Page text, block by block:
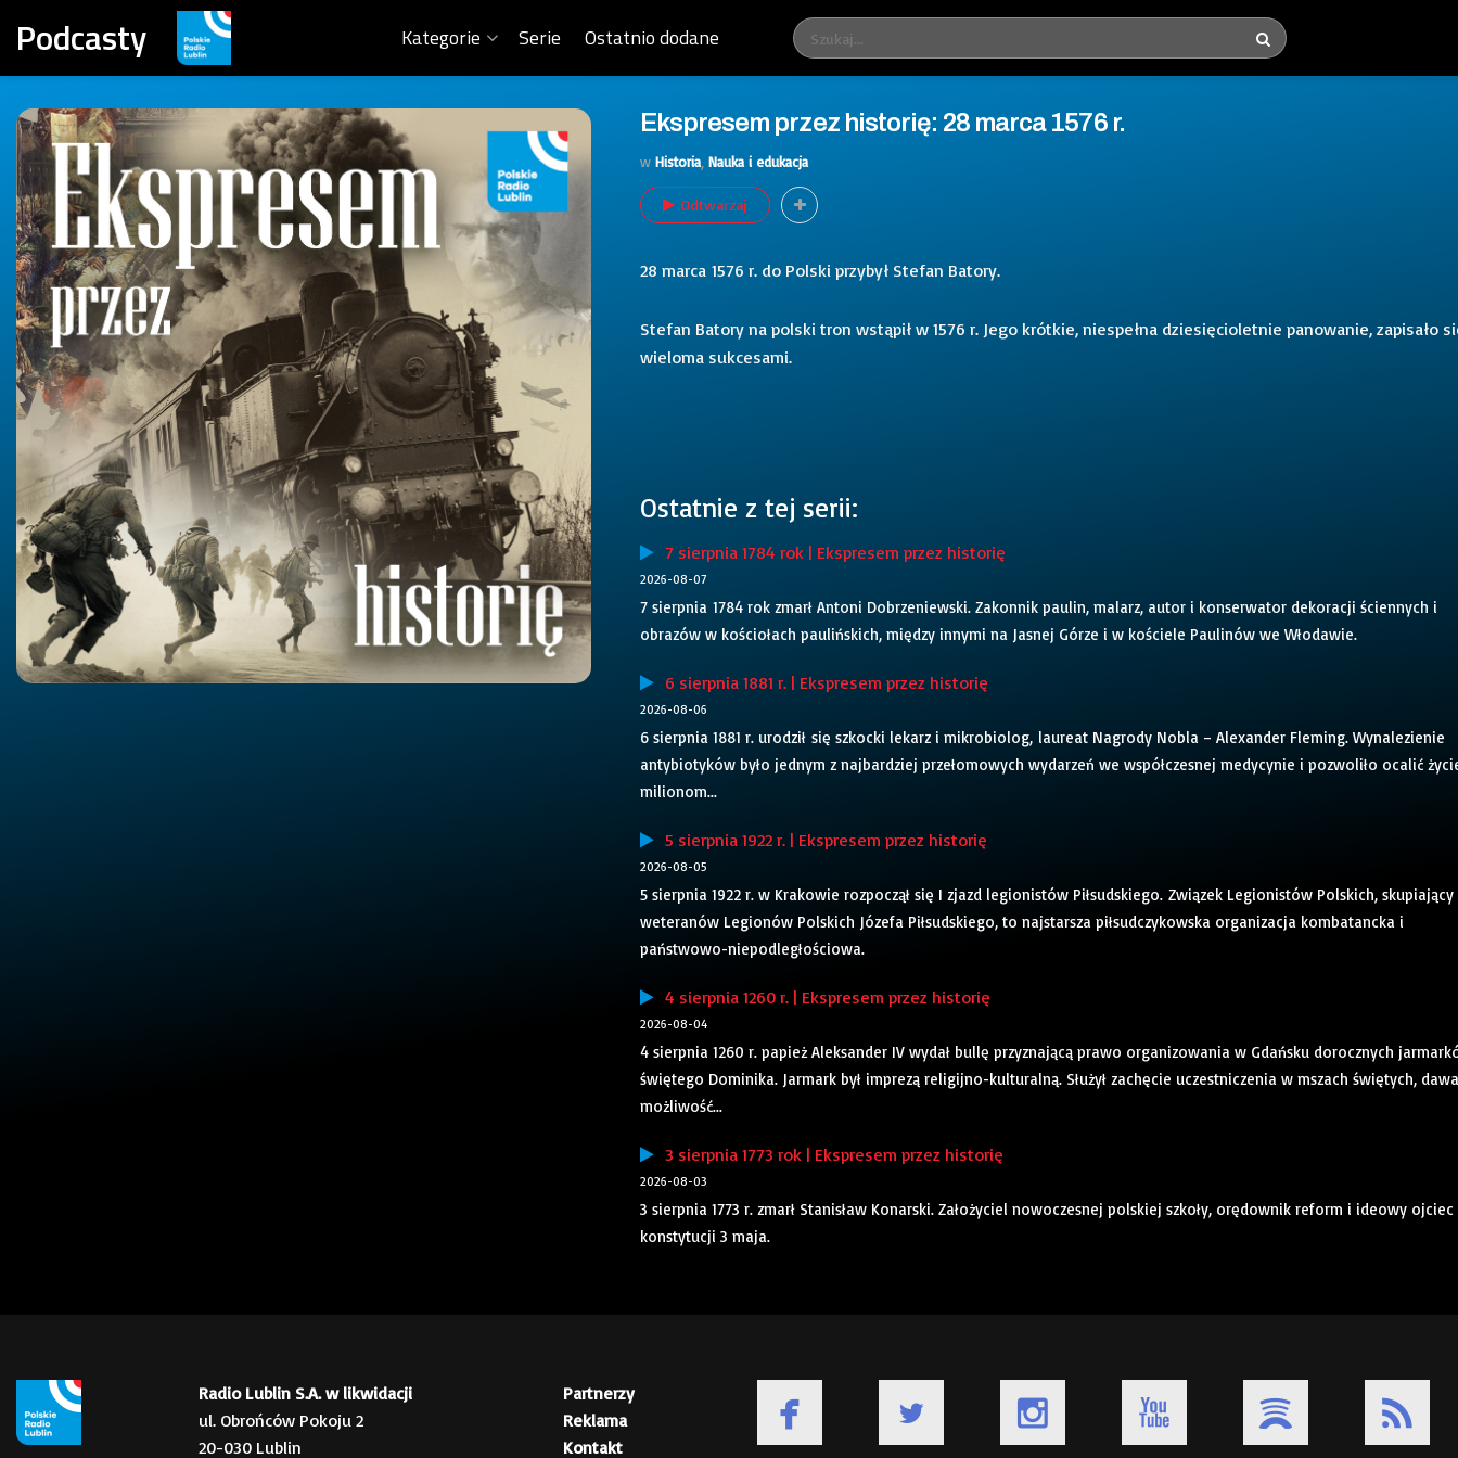
Podcasty Kategorie Serie Ostatnio dodane
Ekspresem przez historię: 28 marca 1576 r.
w Historia Nauka i edukacja
Odtwarzaj
28 marca 1576 r. do Polski przybył Stefan Batory.
Stefan Batory na polski tron wstąpił w 1576 r. Jego krótkie, niespełna dziesięcioletnie panowanie, zapisało
wieloma sukcesami.
Ostatnie z tej serii:
7 sierpnia 1784 rok | Ekspresem przez historię
2026-08-07
7 sierpnia 1784 rok zmarł Antoni Dobrzeniewski. Zakonnik paulin, malarz, autor i konserwator dekoracji ściennych i
obrazów w kościołach paulińskich, między innymi na Jasnej Górze i w kościele Paulinów we Włodawie.
6 sierpnia 1881 r. | Ekspresem przez historię
2026-08-06
6 sierpnia 1881 r. urodził się szkocki lekarz i mikrobiolog, laureat Nagrody Nobla – Alexander Fleming. Wynalezienie
antybiotyków było jednym z najbardziej przełomowych wydarzeń we współczesnej medycynie i pozwoliło ocalić
milionom...
5 sierpnia 1922 r. | Ekspresem przez historię
2026-08-05
5 sierpnia 1922 r. w Krakowie rozpoczął się I zjazd legionistów Piłsudskiego. Związek Legionistów Polskich, skupiający
weteranów Legionów Polskich Józefa Piłsudskiego, to najstarsza piłsudczykowska organizacja kombatancka i
państwowo-niepodległościowa.
4 sierpnia 1260 r. | Ekspresem przez historię
2026-08-04
4 sierpnia 1260 r. papież Aleksander IV wydał bullę przyznającą prawo organizowania w Gdańsku dorocznych
świętego Dominika. Jarmark był imprezą religijno-kulturalną. Służył zachęcie uczestniczenia w mszach świętych,
możliwość...
3 sierpnia 1773 rok | Ekspresem przez historię
2026-08-03
3 sierpnia 1773 r. zmarł Stanisław Konarski. Założyciel nowoczesnej polskiej szkoły, orędownik reform i ideowy ojciec
konstytucji 3 maja.
Radio Lublin S.A. w likwidacji
ul. Obrońców Pokoju 2
20-030 Lublin
Partnerzy
Reklama
Kontakt